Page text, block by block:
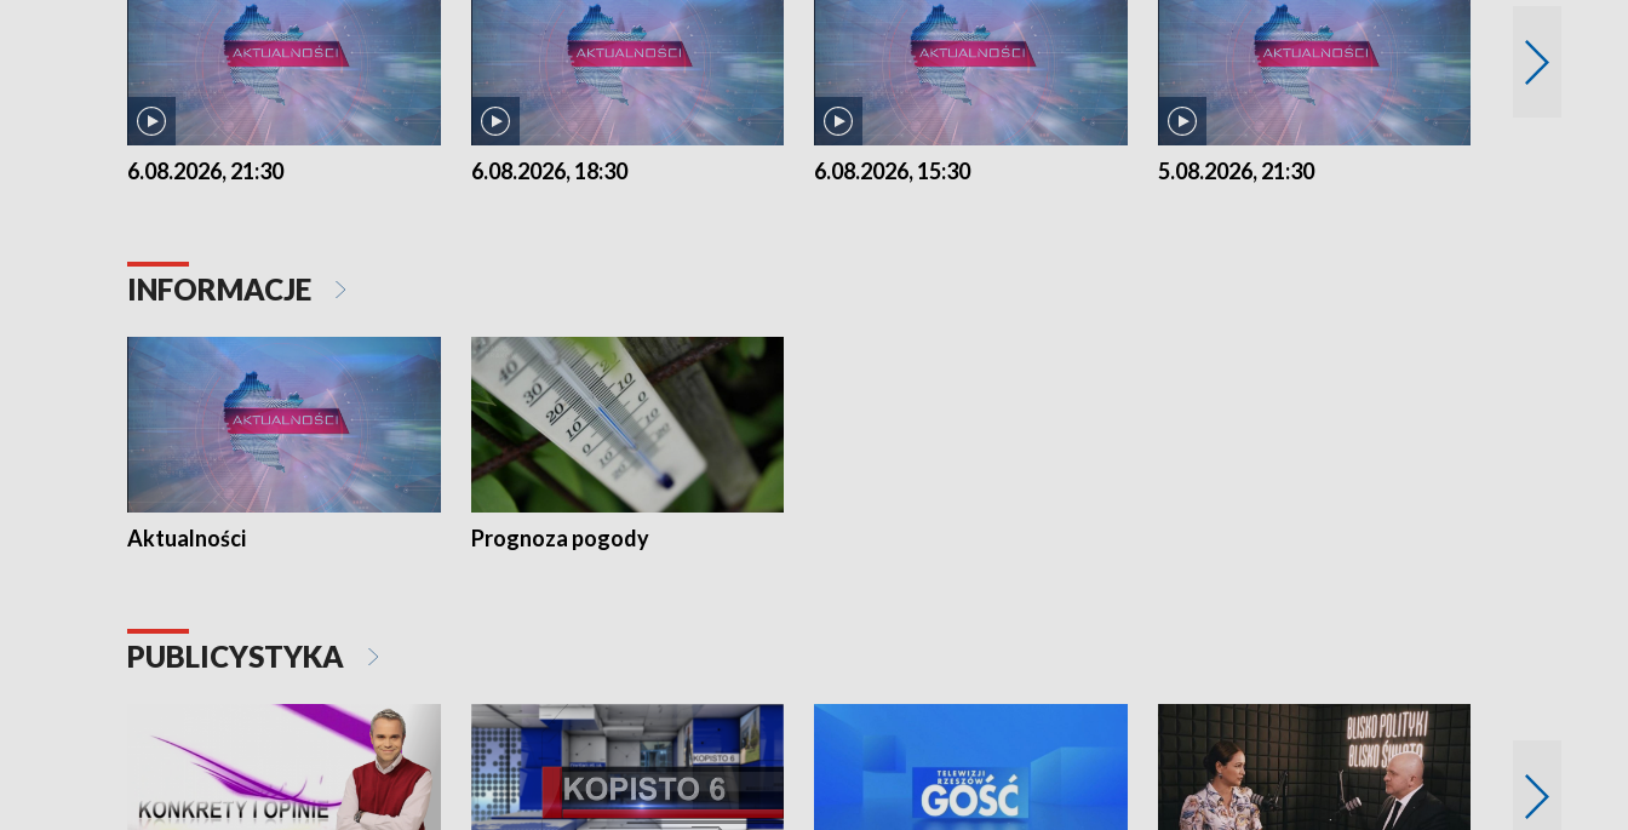
6.08.2026, 21:30 6.08.2026, 18:30 6.08.2026, 15:30 5.08.2026, 21:30
INFORMACJE
Aktualności Prognoza pogody
PUBLICYSTYKA